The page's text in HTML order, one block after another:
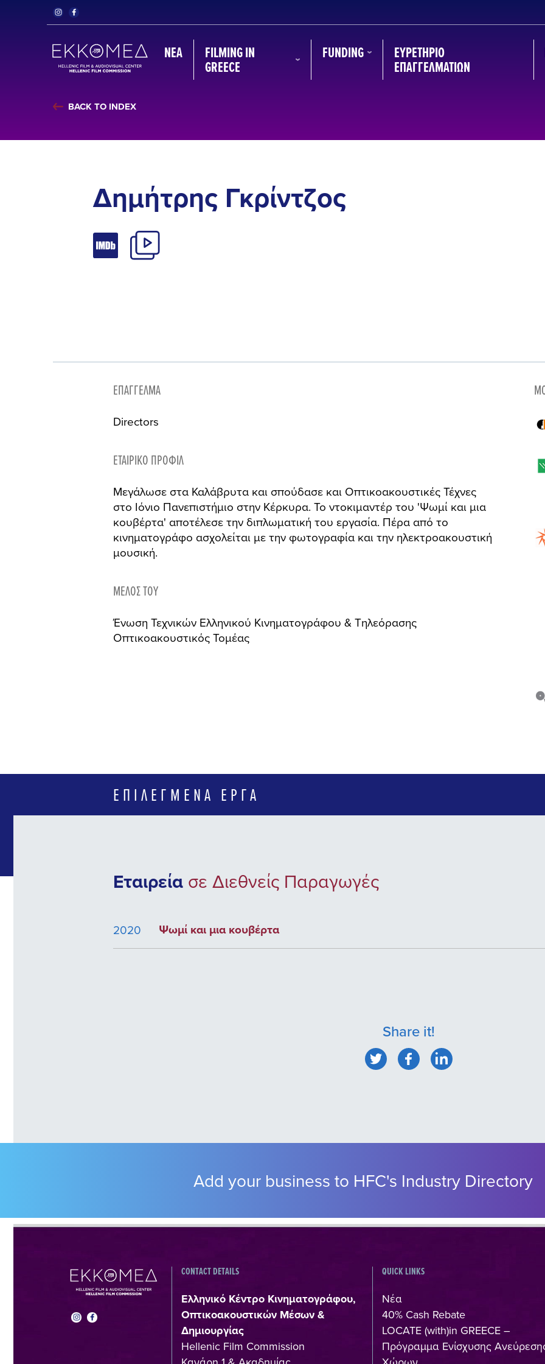
ΝΈΑ FILMING IN
GREECE
FUNDING ΕΥΡΕΤΉΡΙΟ
ΕΠΑΓΓΕΛΜΑΤΙΏΝ
BACK TO INDEX
Δημήτρης Γκρίντζος
ΕΠΆΓΓΕΛΜΑ
Directors
ΕΤΑΙΡΙΚΌ ΠΡΟΦΊΛ
Μεγάλωσε στα Καλάβρυτα και σπούδασε και Οπτικοακουστικές Τέχνες
στο Ιόνιο Πανεπιστήμιο στην Κέρκυρα. Το ντοκιμαντέρ του 'Ψωμί και μια
κουβέρτα' αποτέλεσε την διπλωματική του εργασία. Πέρα από το
κινηματογράφο ασχολείται με την φωτογραφία και την ηλεκτροακουστική
μουσική.
ΜΈΛΟΣ ΤΟΥ
Ένωση Τεχνικών Ελληνικού Κινηματογράφου & Τηλεόρασης
Οπτικοακουστικός Τομέας
ΕΠΙΛΕΓΜΈΝΑ ΈΡΓΑ
Εταιρεία σε Διεθνείς Παραγωγές
2020 Ψωμί και μια κουβέρτα
Share it!
Add your business to HFC's Industry Directory
CONTACT DETAILS
Ελληνικό Κέντρο Κινηματογράφου,
Οπτικοακουστικών Μέσων &
Δημιουργίας
Hellenic Film Commission
QUICK LINKS
Νέα
40% Cash Rebate
LOCATE (with)in GREECE –
Πρόγραμμα Ενίσχυσης